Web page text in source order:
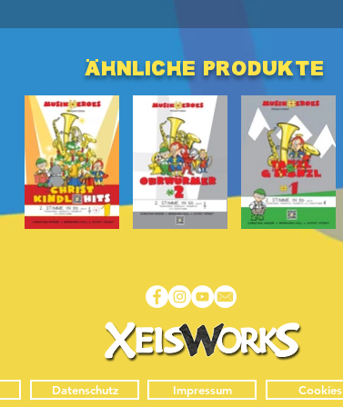
ähnliche produkte
Datenschutz Impressum Cookies